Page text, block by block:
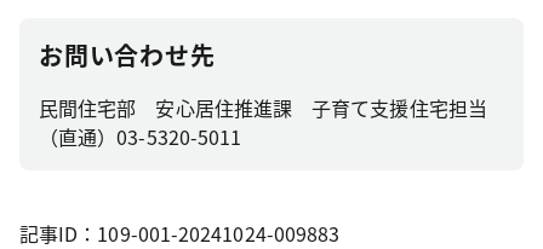
お問い合わせ先
民間住宅部 安心居住推進課 子育て支援住宅担当
（直通）03-5320-5011
記事ID：109-001-20241024-009883